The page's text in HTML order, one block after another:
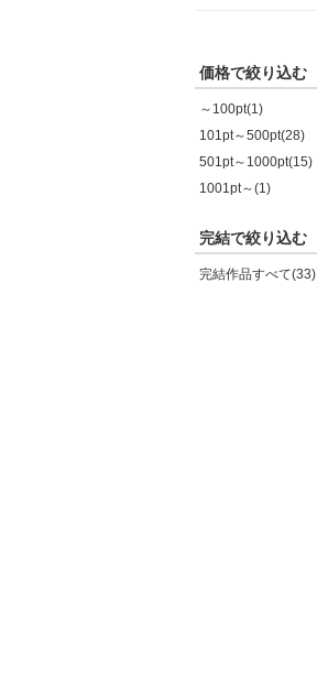
価格で絞り込む
～100pt(1)
101pt～500pt(28)
501pt～1000pt(15)
1001pt～(1)
完結で絞り込む
完結作品すべて(33)